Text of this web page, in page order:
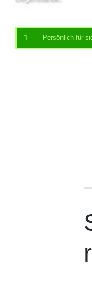
Persönlich für